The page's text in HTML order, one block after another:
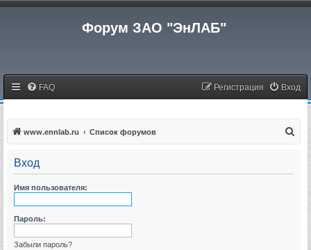
Форум ЗАО "ЭнЛАБ"
FAQ Вход
Регистрация
www.ennlab.ru Список форумов
Вход
Имя пользователя:
Пароль:
Забыли пароль?